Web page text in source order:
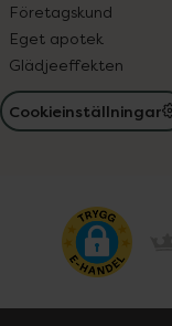
Företagskund
Eget apotek
Glädjeeffekten
Cookieinställningar